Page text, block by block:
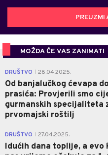
PREUZMI
MOŽDA ĆE VAS ZANIMATI
DRUŠTVO 28.04.2025.
Od banjalučkog ćevapa do
prasića: Provjerili smo
gurmanskih specijaliteta
prvomajski roštilj
DRUŠTVO 27.04.2025.
Idućih dana toplije, a evo